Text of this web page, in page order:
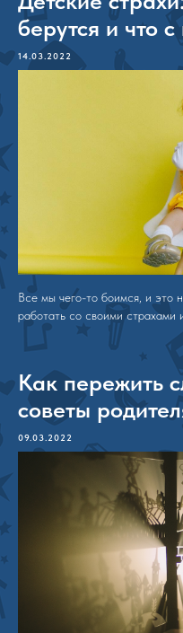
берутся и что
14.03.2022
Все мы чего-то боимся, и это
работать со своими страхами
Как пережить
советы
09.03.2022